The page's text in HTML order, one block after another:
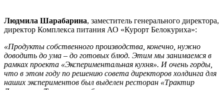
Людмила Шарабарина, заместитель генерального директора,
директор Комплекса питания АО «Курорт Белокуриха»:
«Продукты собственного производства, конечно, нужно
доводить до ума – до готовых блюд. Этим мы занимаемся в
рамках проекта «Экспериментальная кухня». И очень горды,
что в этом году по решению совета директоров холдинга для
наших экспериментов был выделен ресторан «Трактир